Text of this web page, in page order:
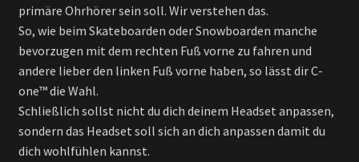
primäre Ohrhörer sein soll. Wir verstehen das.
So, wie beim Skateboarden oder Snowboarden manche
bevorzugen mit dem rechten Fuß vorne zu fahren und
andere lieber den linken Fuß vorne haben, so lässt dir C-
one™ die Wahl.
Schließlich sollst nicht du dich deinem Headset anpassen,
sondern das Headset soll sich an dich anpassen damit du
dich wohlfühlen kannst.